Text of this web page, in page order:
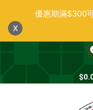
優惠期滿$300
x
要
$